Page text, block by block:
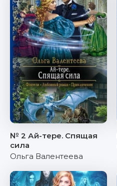
№ 2 Ай-тере. Спящая
сила
Ольга Валентеева